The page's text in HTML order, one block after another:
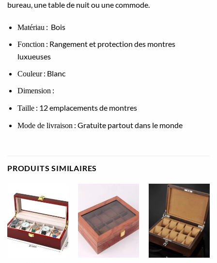
bureau, une table de nuit ou une commode.
Matériau : Bois
Fonction : Rangement et protection des montres
luxueuses
Couleur: Blanc
Dimension :
Taille: 12 emplacements de montres
Mode de livraison : Gratuite partout dans le monde
PRODUITS SIMILAIRES